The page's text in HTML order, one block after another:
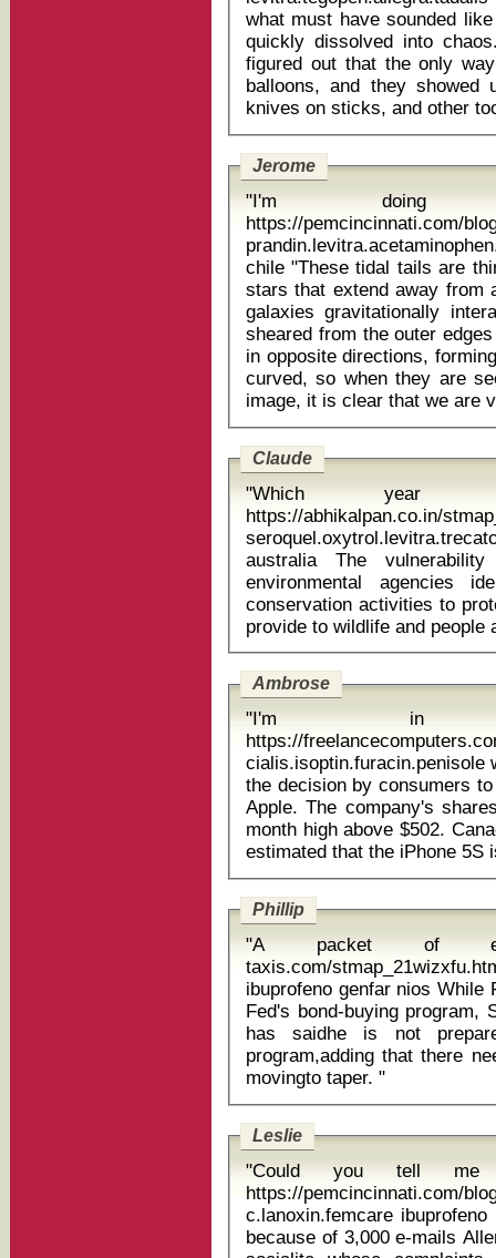
what must have sounded
quickly dissolved into chaos.
figured out that the only
balloons, and they
Jerome
"I'm doing
https://pemcincinnati.com/
chile "These tidal tails are thin, elongated streams of gas, dust and
stars that extend away from
galaxies gravitationally
sheared from the outer
in opposite directions,
curved, so when they are
Claude
"Which
https://abhikalpan.co.in/
australia The vulnerability map will help governments and
environmental agencies
conservation activities to
Ambrose
"I'm in
https://
cialis.isoptin.furacin.penisole what
the decision by consumers
Apple. The company's
month high above $502.
Phillip
"A packet of
taxis.com/
ibuprofeno genfar nios While Fisher has held reservations about the
Fed's bond-buying program,
has saidhe is not
program,adding that there
movingto taper. "
Leslie
"Could you tell me
https://pemcincinnati.com/
c.lanoxin.femcare ibuprofeno 600 mg
because of 3,000 e-mails